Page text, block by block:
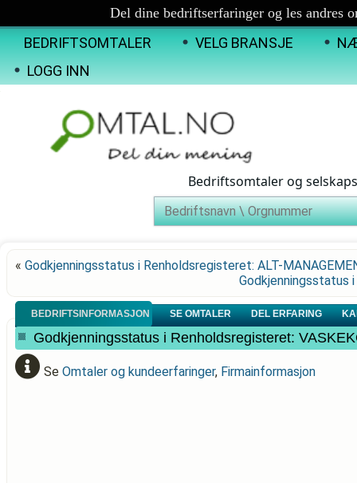
Del dine bedriftserfaringer og les andres
BEDRIFTSOMTALER VELG BRANSJE
LOGG INN
Bedriftsomtaler og
« Godkjenningsstatus i Renholdsregisteret: ALT-
Godkjenningsstatus
BEDRIFTSINFORMASJON SE OMTALER DEL ERFARING
Godkjenningsstatus i Renholdsregisteret:
Se Omtaler og kundeerfaringer, Firmainformasjon